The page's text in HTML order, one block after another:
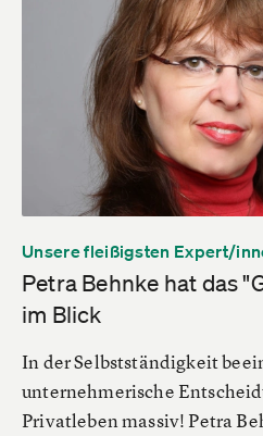
Unsere fleißigsten Expert/
Petra Behnke hat das
im Blick
In der Selbstständigkeit
unternehmerische
Privatleben massiv! Petra